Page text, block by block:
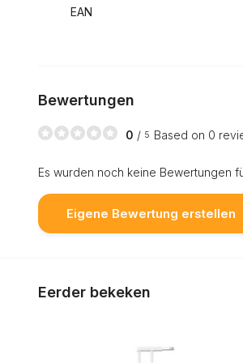
EAN
Bewertungen
0 / 5 Based on 0
Es wurden noch keine Bewertungen
Eigene Bewertung erstellen
Eerder bekeken